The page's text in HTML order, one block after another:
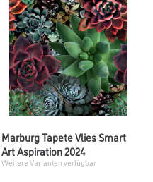
Marburg Tapete Vlies Smart
Art Aspiration 2024
Weitere Varianten verfügbar